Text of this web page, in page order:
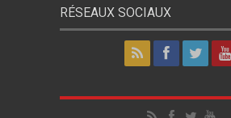
RÉSEAUX SOCIAUX